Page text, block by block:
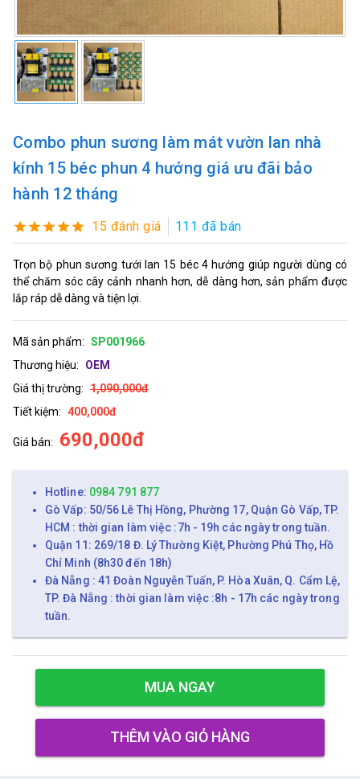
Combo phun sương làm mát vườn lan nhà
kính 15 béc phun 4 hướng giá ưu đãi bảo
hành 12 tháng
15 đánh giá 111 đã bán
Trọn bộ phun sương tưới lan 15 béc 4 hướng giúp người dùng có
thể chăm sóc cây cảnh nhanh hơn, dễ dàng hơn, sản phẩm được
lắp ráp dễ dàng và tiện lợi.
Mã sản phẩm: SP001966
Thương hiệu:
OEM
Giá thị trường: 1,090,000đ
Tiết kiệm: 400,000đ
Giá bán: 690,000đ
Hotline: 0984 791 877
Gò Vấp: 50/56 Lê Thị Hồng, Phường 17, Quận Gò Vấp, TP.
HCM : thời gian làm việc :7h - 19h các ngày trong tuần.
Quận 11: 269/18 Đ. Lý Thường Kiệt, Phường Phú Thọ, Hồ
Chí Minh (8h30 đến 18h)
Đà Nẵng : 41 Đoàn Nguyễn Tuấn, P. Hòa Xuân, Q. Cẩm Lệ,
TP. Đà Nẵng : thời gian làm việc :8h - 17h các ngày trong
tuần.
MUA NGAY
THÊM VÀO GIỎ HÀNG